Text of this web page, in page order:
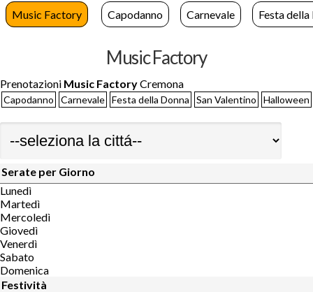
Music Factory Capodanno Carnevale Festa della
Music Factory
Prenotazioni Music FactoryCremona
Capodanno Carnevale Festa della Donna San Valentino Halloween
Serate per Giorno
Lunedì
Martedì
Mercoledì
Giovedì
Venerdì
Sabato
Domenica
Festività